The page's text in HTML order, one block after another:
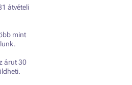
átvételi
mint
árut 30